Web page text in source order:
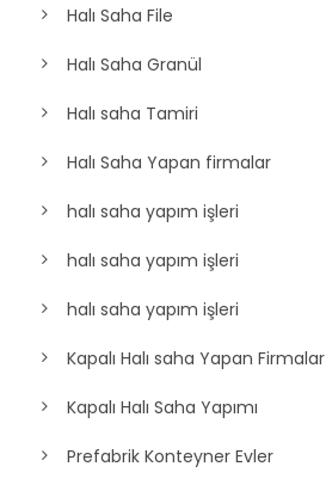
Halı Saha File
Halı Saha Granül
Halı saha Tamiri
Halı Saha Yapan firmalar
halı saha yapım işleri
halı saha yapım işleri
halı saha yapım işleri
Kapalı Halı saha Yapan Firmalar
Kapalı Halı Saha Yapımı
Prefabrik Konteyner Evler